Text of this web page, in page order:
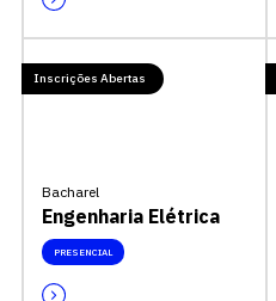
Inscrições Abertas
Bacharel
Engenharia Elétrica
PRESENCIAL